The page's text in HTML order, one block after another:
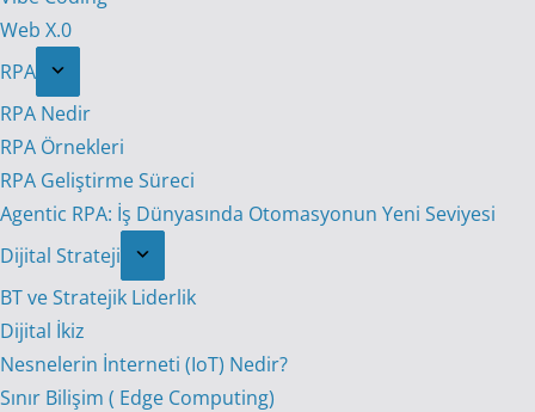
Web X.0
RPA
RPA Nedir
RPA Örnekleri
RPA Geliştirme Süreci
Agentic RPA: İş Dünyasında Otomasyonun Yeni Seviyesi
Dijital Strateji
BT ve Stratejik Liderlik
Dijital İkiz
Nesnelerin İnterneti (IoT) Nedir?
Sınır Bilişim ( Edge Computing)